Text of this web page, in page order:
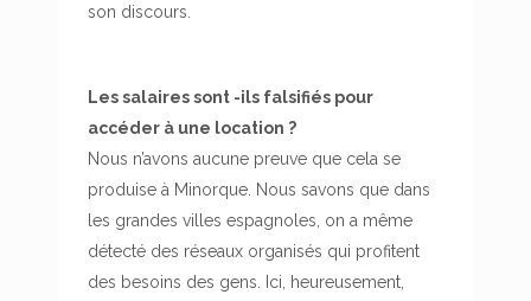
son discours.
Les salaires sont -ils falsifiés pour
accéder à une location ?
Nous n’avons aucune preuve que cela se
produise à Minorque. Nous savons que dans
les grandes villes espagnoles, on a même
détecté des réseaux organisés qui profitent
des besoins des gens. Ici, heureusement,